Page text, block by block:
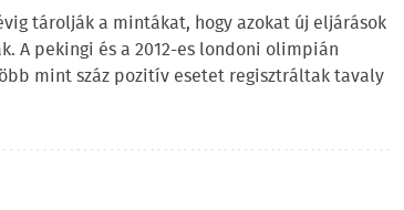
tárolják a mintákat, hogy azokat új eljárások
A pekingi és a 2012-es londoni olimpián
mint száz pozitív esetet regisztráltak tavaly